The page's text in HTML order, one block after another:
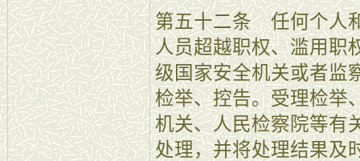
第五十二条 任何个人
人员超越职权、滥用职
级国家安全机关或者监
检举、控告。受理检举
机关、人民检察院等有
处理，并将处理结果及